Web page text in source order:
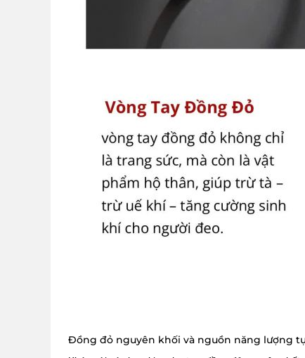
Đồng đỏ nguyên khối và nguồn năng lượng